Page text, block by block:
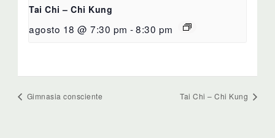
Tai Chi – Chi Kung
agosto 18 @ 7:30 pm -8:30 pm
Gimnasia consciente Tai Chi – Chi Kung